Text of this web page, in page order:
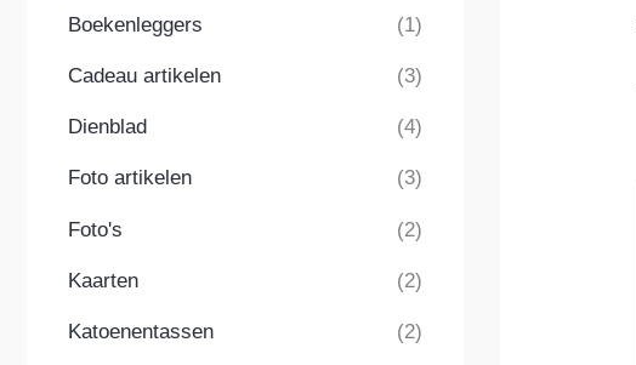
Boekenleggers (1)
Cadeau artikelen (3)
Dienblad (4)
Foto artikelen (3)
Foto's (2)
Kaarten (2)
Katoenentassen (2)